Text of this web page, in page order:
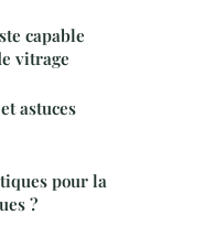
capable
vitrage
astuces
pour la
?